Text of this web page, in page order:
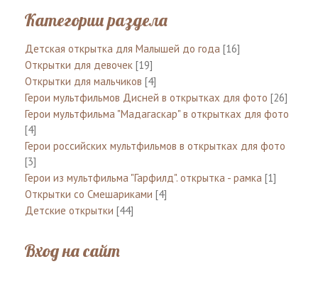
Категории раздела
Детская открытка для Малышей до года [16]
Открытки для девочек [19]
Открытки для мальчиков [4]
Герои мультфильмов Дисней в открытках для фото [26]
Герои мультфильма "Мадагаскар" в открытках для фото
[4]
Герои российских мультфильмов в открытках для фото
[3]
Герои из мультфильма "Гарфилд". открытка - рамка [1]
Открытки со Смешариками [4]
Детские открытки [44]
Вход на сайт